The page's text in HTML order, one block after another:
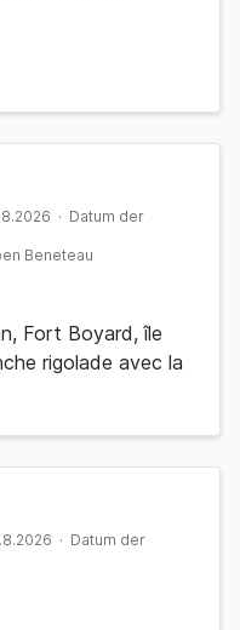
· Datum der
Beneteau
Fort Boyard, île
rigolade avec la
· Datum der